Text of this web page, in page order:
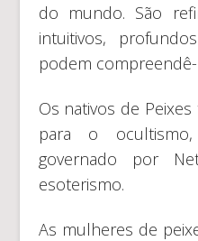
do mundo. São
intuitivos,
podem
Os nativos de
para o
governado por
esoterismo.
As mulheres de